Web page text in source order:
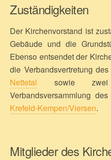
Zuständigkeiten
Der Kirchenvorstand ist
Gebäude und die
Ebenso entsendet der
die Verbandsvertretung des
Nettetal sowie
Verbandsversammlung des
Krefeld-Kempen/Viersen.
Mitglieder des